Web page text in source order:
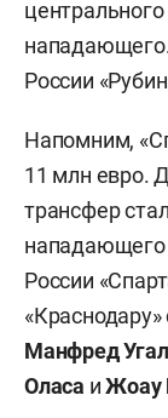
России
Напомним,
11 млн евро.
трансфер
нападающего
России
Манфред
Оласа иЖоау